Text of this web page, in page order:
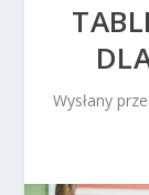
Wysłany